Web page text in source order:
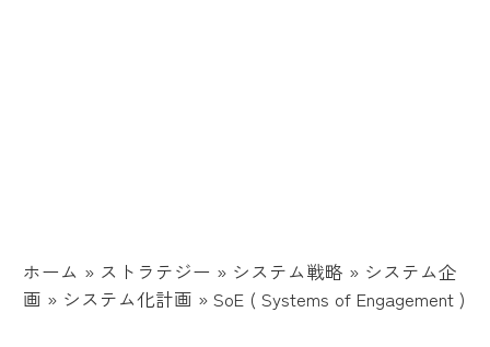
ホーム » ストラテジー » システム戦略 » システム企
画 » システム化計画 »SoE ( Systems of Engagement )